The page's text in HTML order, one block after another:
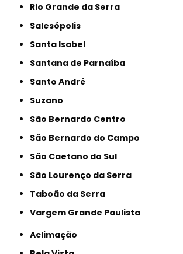
Rio Grande da Serra
Salesópolis
Santa Isabel
Santana de Parnaíba
Santo André
Suzano
São Bernardo Centro
São Bernardo do Campo
São Caetano do Sul
São Lourenço da Serra
Taboão da Serra
Vargem Grande Paulista
Aclimação